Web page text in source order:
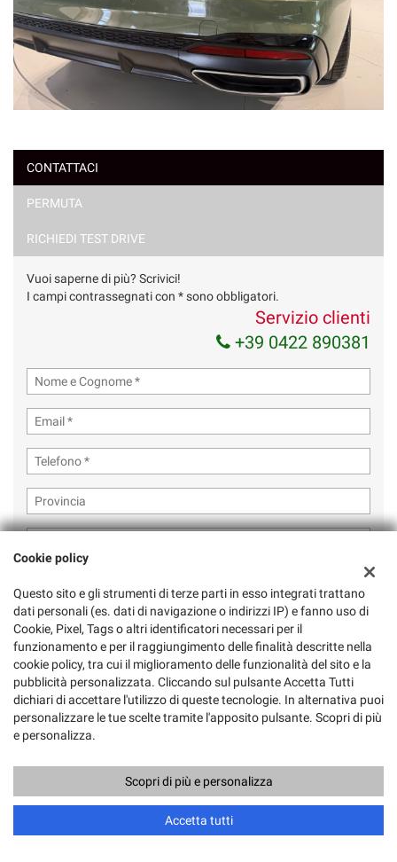
CONTATTACI
PERMUTA
RICHIEDI TEST DRIVE
Vuoi saperne di più? Scrivici!
I campi contrassegnati con * sono obbligatori.
Servizio clienti
+39 0422 890381
Ho letto e accettol'informativa privacy*
Acconsento al trattamento dei miei dati per finalità di marketing
Contatta un consulente
Cookie policy
Questo sito e gli strumenti di terze parti in esso integrati trattano
dati personali (es. dati di navigazione o indirizzi IP) e fanno uso di
Cookie, Pixel, Tags o altri identificatori necessari per il
funzionamento e per il raggiungimento delle finalità descritte nella
cookie policy, tra cui il miglioramento delle funzionalità del sito e la
pubblicità personalizzata. Cliccando sul pulsante Accetta Tutti
dichiari di accettare l'utilizzo di queste tecnologie. In alternativa puoi
personalizzare le tue scelte tramite l'apposito pulsante. Scopri di più
e personalizza.
Scopri di più e personalizza
Accetta tutti